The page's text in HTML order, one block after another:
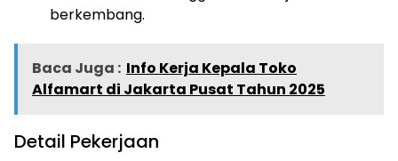
berkembang.
Baca Juga : Info Kerja Kepala Toko
Alfamart di Jakarta Pusat Tahun 2025
Detail Pekerjaan